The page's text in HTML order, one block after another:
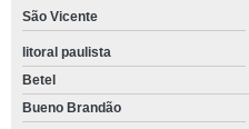
São Vicente
litoral paulista
Betel
Bueno Brandão